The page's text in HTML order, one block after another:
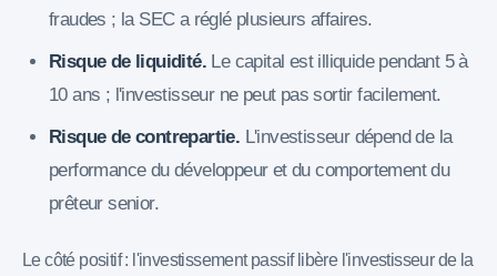
fraudes ; la SEC a réglé plusieurs affaires.
Risque de liquidité. Le capital est illiquide pendant 5 à
10 ans ; l'investisseur ne peut pas sortir facilement.
Risque de contrepartie. L'investisseur dépend de la
performance du développeur et du comportement du
prêteur senior.
Le côté positif : l'investissement passif libère l'investisseur de la